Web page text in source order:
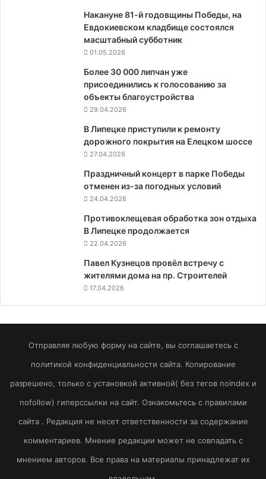
Накануне 81-й годовщины Победы, на
Евдокиевском кладбище состоялся
масштабный субботник
01.05.2026
Более 30 000 липчан уже
присоединились к голосованию за
объекты благоустройства
29.04.2026
В Липецке приступили к ремонту
дорожного покрытия на Елецком шоссе
27.04.2026
Праздничный концерт в парке Победы
отменен из-за погодных условий
24.04.2026
Противоклещевая обработка зон отдыха
В Липецке продолжается
22.04.2026
Павел Кузнецов провёл встречу с
жителями дома на пр. Строителей
17.04.2026
Отправляя любую форму на сайте, вы соглашаетесь с
политикой конфиденциальности сайта. Копирование
разрешено, только с установкой активной( без тегов noindex и
nofollow) гиперссылки на сайт. Ознакомьтесь с правилами
сайта . Редакция не несет ответственности за содержание
комментариев. Мнение редакции может не совпадать с
мнением авторов. Все права на материалы принадлежат их